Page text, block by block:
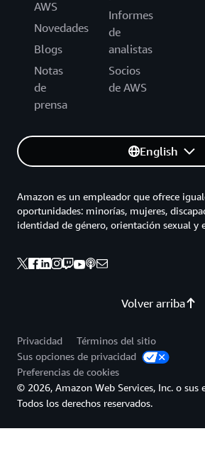
AWS
Novedades
Blogs
Notas
de
prensa
Informes
de
analistas
Socios
de AWS
English
Volver arriba
Amazon es un empleador que ofrece
oportunidades: minorías, mujeres,
identidad de género, orientación sexual y
Privacidad
Términos del sitio
Sus opciones de privacidad
Preferencias de cookies
© 2026, Amazon Web Services, Inc. o sus
Todos los derechos reservados.